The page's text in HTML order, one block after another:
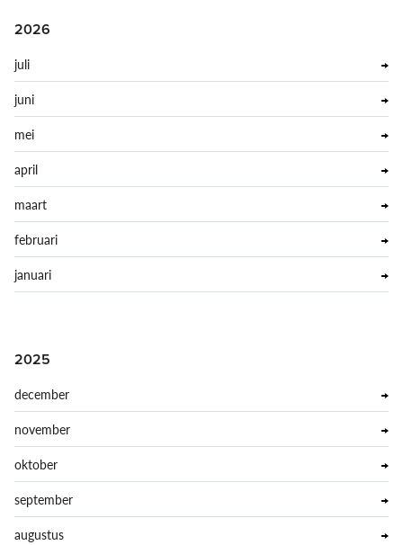
2026
juli
juni
mei
april
maart
februari
januari
2025
december
november
oktober
september
augustus